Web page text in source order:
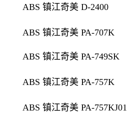
ABS 镇江奇美 D-2400
ABS 镇江奇美 PA-707K
ABS 镇江奇美 PA-749SK
ABS 镇江奇美 PA-757K
ABS 镇江奇美 PA-757KJ01